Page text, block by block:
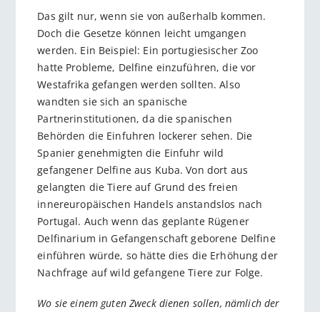
Das gilt nur, wenn sie von außerhalb kommen.
Doch die Gesetze können leicht umgangen
werden. Ein Beispiel: Ein portugiesischer Zoo
hatte Probleme, Delfine einzuführen, die vor
Westafrika gefangen werden sollten. Also
wandten sie sich an spanische
Partnerinstitutionen, da die spanischen
Behörden die Einfuhren lockerer sehen. Die
Spanier genehmigten die Einfuhr wild
gefangener Delfine aus Kuba. Von dort aus
gelangten die Tiere auf Grund des freien
innereuropäischen Handels anstandslos nach
Portugal. Auch wenn das geplante Rügener
Delfinarium in Gefangenschaft geborene Delfine
einführen würde, so hätte dies die Erhöhung der
Nachfrage auf wild gefangene Tiere zur Folge.
Wo sie einem guten Zweck dienen sollen, nämlich der